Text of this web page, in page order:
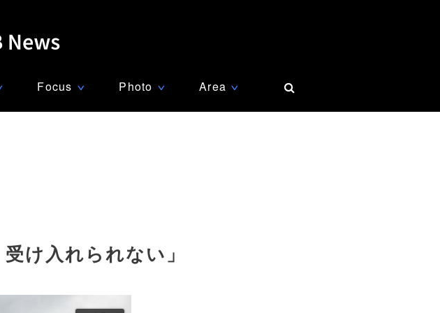
Focus ∨ Photo ∨ Area ∨
け入れられない」